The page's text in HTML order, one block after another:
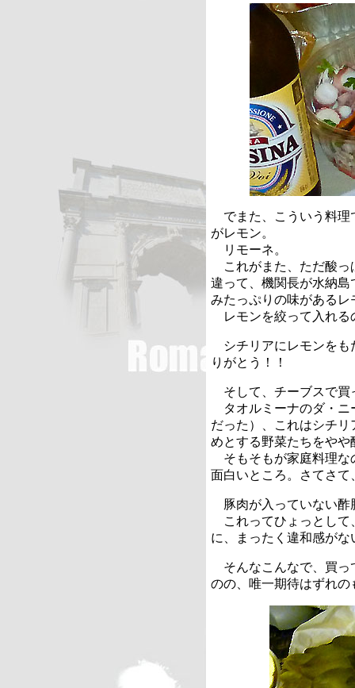
でまた、こういう料理
がレモン。
リモーネ。
これがまた、ただ酸っ
違って、機関長が水納
みたっぷりの味があるレ
レモンを絞って入れる
シチリアにレモンをも
りがとう！！
そして、チーブスで買
タオルミーナのダ・ニ
だった）、これはシチ
めとする野菜たちをや
そもそもが家庭料理な
面白いところ。さてさ
豚肉が入っていない酢
これってひょっとして
に、まったく違和感がな
そんなこんなで、買っ
のの、唯一期待はずれの